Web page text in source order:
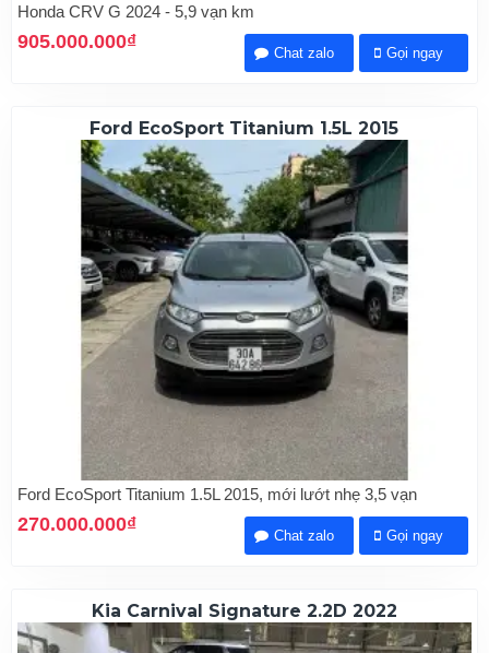
Honda CRV G 2024 - 5,9 vạn km
905.000.000₫
Chat zalo Gọi ngay
Ford EcoSport Titanium 1.5L 2015
Ford EcoSport Titanium 1.5L 2015, mới lướt nhẹ 3,5 vạn
270.000.000₫
Chat zalo Gọi ngay
Kia Carnival Signature 2.2D 2022